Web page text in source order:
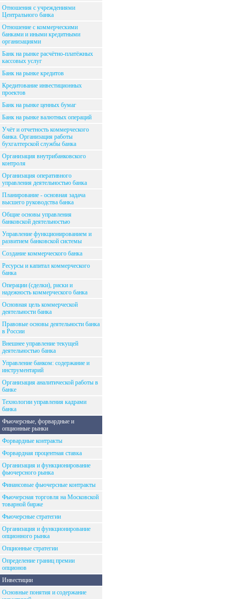
Отношения с учреждениями
Центрального банка
Отношение с коммерческими
банками и иными кредитными
организациями
Банк на рынке расчётно-платёжных
кассовых услуг
Банк на рынке кредитов
Кредитование инвестиционных
проектов
Банк на рынке ценных бумаг
Банк на рынке валютных операций
Учёт и отчетность коммерческого
банка. Организация работы
бухгалтерской службы банка
Организация внутрибанковского
контроля
Организация оперативного
управления деятельностью банка
Планирование - основная задача
высшего руководства банка
Общие основы управления
банковской деятельностью
Управление функционированием и
развитием банковской системы
Создание коммерческого банка
Ресурсы и капитал коммерческого
банка
Операции (сделки), риски и
надежность коммерческого банка
Основная цель коммерческой
деятельности банка
Правовые основы деятельности банка
в России
Внешнее управление текущей
деятельностью банка
Управление банком: содержание и
инструментарий
Организация аналитической работы в
банке
Технологии управления кадрами
банка
Фьючерсные, форвардные и
опционные рынки
Форвардные контракты
Форвардная процентная ставка
Организация и функционирование
фьючерсного рынка
Финансовые фьючерсные контракты
Фьючерсная торговля на Московской
товарной бирже
Фьючерсные стратегии
Организация и функционирование
опционного рынка
Опционные стратегии
Определение границ премии
опционов
Инвестиции
Основные понятия и содержание